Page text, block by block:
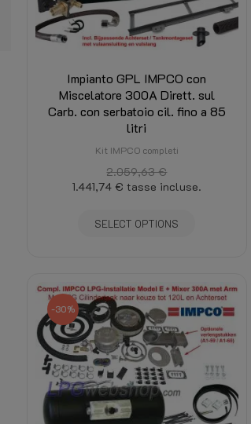
Impianto GPL IMPCO con
Miscelatore 300A Dirett. sul
Carb. con serbatoio cil. fino a 85
litri
Kit IMPCO completi
2.059,63 €
1.441,74 € tasse incluse.
SELECT OPTIONS
-30%